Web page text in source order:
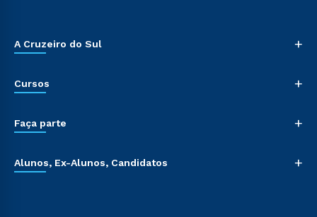
A Cruzeiro do Sul +
Cursos +
Faça parte +
Alunos, Ex-Alunos, Candidatos +